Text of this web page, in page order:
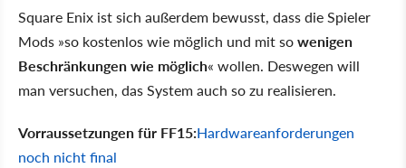
Square Enix ist sich außerdem bewusst, dass die Spieler
Mods »so kostenlos wie möglich und mit sowenigen
Beschränkungen wie möglich« wollen. Deswegen will
man versuchen, das System auch so zu realisieren.
Vorraussetzungen für FF15:Hardwareanforderungen
noch nicht final